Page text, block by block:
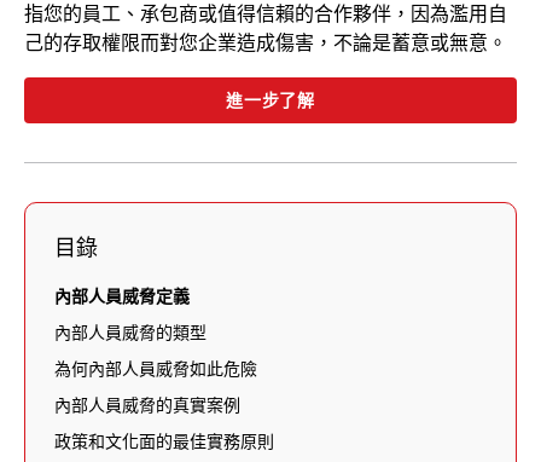
指您的員工、承包商或值得信賴的合作夥伴，因為濫用自
己的存取權限而對您企業造成傷害，不論是蓄意或無意。
進一步了解
目錄
內部人員威脅定義
內部人員威脅的類型
為何內部人員威脅如此危險
內部人員威脅的真實案例
政策和文化面的最佳實務原則